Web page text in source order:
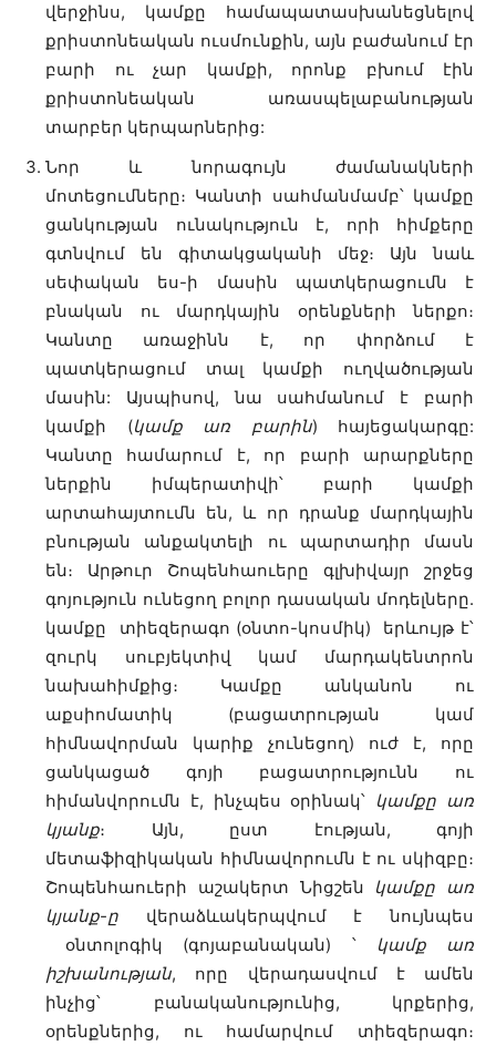
վերջինս, կամքը համապատասխանեցնելով
քրիստոնեական ուսմունքին, այն բաժանում էր
բարի ու չար կամքի, որոնք բխում էին
քրիստոնեական առասպելաբանության
տարբեր կերպարներից:
Նոր և նորագույն ժամանակների
մոտեցումները։ Կանտի սահմանմամբ՝ կամքը
ցանկության ունակություն է, որի հիմքերը
գտնվում են գիտակցականի մեջ։ Այն նաև
սեփական ես-ի մասին պատկերացումն է
բնական ու մարդկային օրենքների ներքո։
Կանտը առաջինն է, որ փորձում է
պատկերացում տալ կամքի ուղվածության
մասին: Այսպիսով, նա սահմանում է բարի
կամքի (կամք առ բարին) հայեցակարգը:
Կանտը համարում է, որ բարի արարքները
ներքին իմպերատիվի՝ բարի կամքի
արտահայտումն են, և որ դրանք մարդկային
բնության անքակտելի ու պարտադիր մասն
են։ Արթուր Շոպենհաուերը գլխիվայր շրջեց
գոյություն ունեցող բոլոր դասական մոդելները.
կամքը տիեզերագո (օնտո-կոսմիկ) երևույթ է՝
զուրկ սուբյեկտիվ կամ մարդակենտրոն
նախահիմքից։ Կամքը անկանոն ու
աքսիոմատիկ (բացատրության կամ
հիմնավորման կարիք չունեցող) ուժ է, որը
ցանկացած գոյի բացատրությունն ու
հիմանվորումն է, ինչպես օրինակ՝ կամքը առ
կյանք։ Այն, ըստ էության, գոյի
մետաֆիզիկական հիմնավորումն է ու սկիզբը։
Շոպենհաուերի աշակերտ Նիցշեն կամքը առ
կյանք-ը վերաձևակերպվում է նույնպես
օնտոլոգիկ (գոյաբանական) ՝
կամք առ
իշխանության, որը վերադասվում է ամեն
ինչից՝ բանականությունից, կրքերից,
օրենքներից, ու համարվում տիեզերագո։